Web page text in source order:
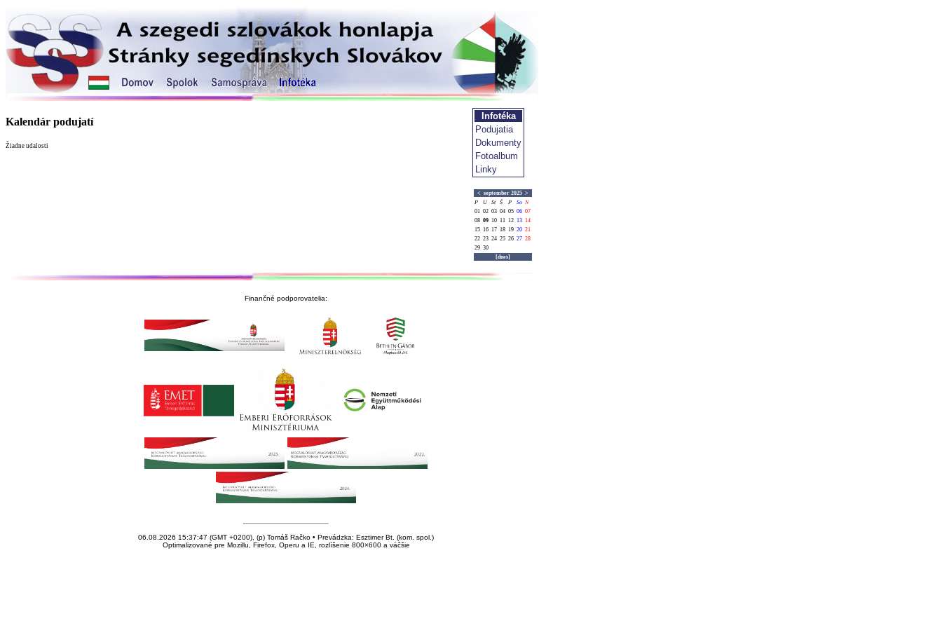
Kalendár podujatí
Žiadne udalosti
Infotéka
Podujatia
Dokumenty
Fotoalbum
Linky
< september 2025 >
P
U St Š P So N
01 02 03 04 05 06 07
08 09 10 11 12 13 14
15 16 17 18 19 20 21
22 23 24 25 26 27 28
29 30
[dnes]
Finančné podporovatelia:
06.08.2026 15:37:47 (GMT +0200), (p) Tomáš Račko • Prevádzka: Esztimer Bt. (kom. spol.)
Optimalizované pre Mozillu, Firefox, Operu a IE, rozlíšenie 800×600 a väčšie